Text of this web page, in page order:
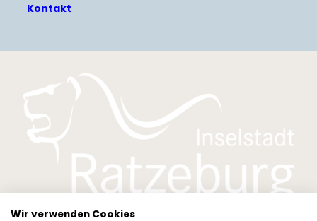
Kontakt
Wir verwenden Cookies